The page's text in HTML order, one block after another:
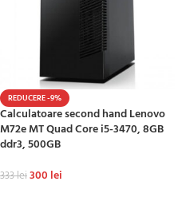
REDUCERE -9%
Calculatoare second hand Lenovo
M72e MT Quad Core i5-3470, 8GB
ddr3, 500GB
333lei300 lei